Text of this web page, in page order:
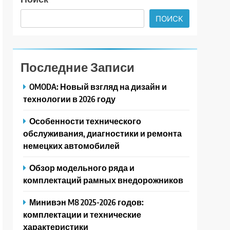
ПОИСК
Последние Записи
OMODA: Новый взгляд на дизайн и
технологии в 2026 году
Особенности технического
обслуживания, диагностики и ремонта
немецких автомобилей
Обзор модельного ряда и
комплектаций рамных внедорожников
Минивэн M8 2025-2026 годов:
комплектации и технические
характеристики